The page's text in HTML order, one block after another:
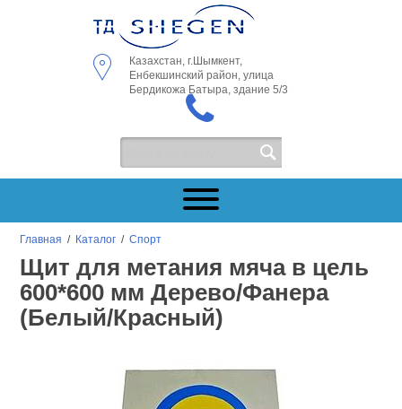
Казахстан, г.Шымкент,
Енбекшинский район, улица
Бердикожа Батыра, здание 5/3
Главная / Каталог /Спорт
Щит для метания мяча в цель
600*600 мм Дерево/Фанера
(Белый/Красный)